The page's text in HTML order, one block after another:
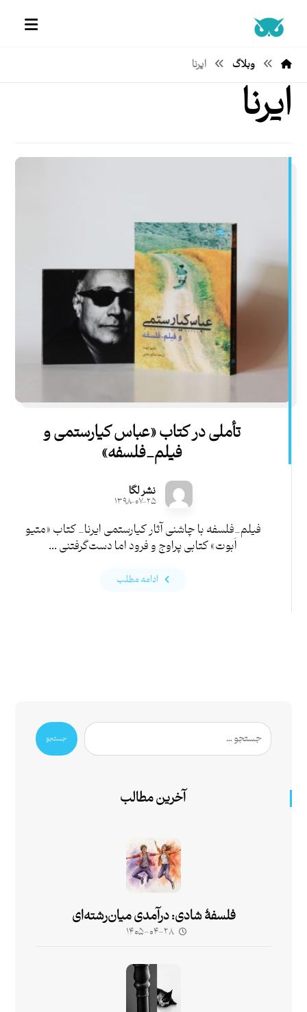
وبلاگ ایرنا
ایرنا
تأملی در کتاب «عباس کیارستمی و
فیلم_فلسفه»
نشر لگا
۱۳۹۸-۰۷-۲۵
فیلم_فلسفه با چاشنی آثار کیارستمی ایرنا_ کتاب «متیو
اَبوت» کتابی پراوج و فرود اما دست‌گرفتنی ...
ادامه مطلب
جستجو
آخرین مطالب
فلسفۀ شادی: درآمدی میان‌رشته‌ای
۱۴۰۵-۰۴-۲۸